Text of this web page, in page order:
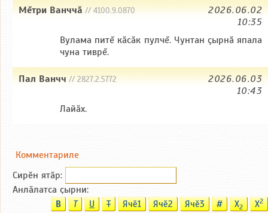
Мĕтри Ванччă// 4100.9.0870
2026.06.02
10:35
Вулама питĕ кăсăк пулчĕ. Чунтан çырнă япала
чуна тиврĕ.
Пал Ванчч// 2827.2.5772
2026.06.03
10:43
Лайăх.
Комментариле
Сирӗн ятӑp:
Анлӑлатса ҫырни:
B T U T Ячӗ1 Ячӗ2 Ячӗ3 # X2 X2